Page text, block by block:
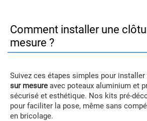
Comment installer une
mesure ?
Suivez ces étapes simples pour installer
sur mesure avec poteaux aluminium et
sécurisé et esthétique. Nos kits pré-
pour faciliter la pose, même sans
en bricolage.